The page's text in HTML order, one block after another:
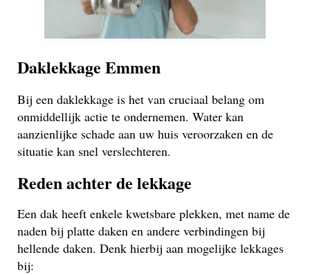
Daklekkage Emmen
Bij een daklekkage is het van cruciaal belang om
onmiddellijk actie te ondernemen. Water kan
aanzienlijke schade aan uw huis veroorzaken en de
situatie kan snel verslechteren.
Reden achter de lekkage
Een dak heeft enkele kwetsbare plekken, met name de
naden bij platte daken en andere verbindingen bij
hellende daken. Denk hierbij aan mogelijke lekkages
bij: